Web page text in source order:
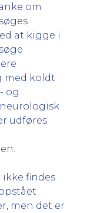
om
at kigge i
med koldt
og
udføres
findes
men det er